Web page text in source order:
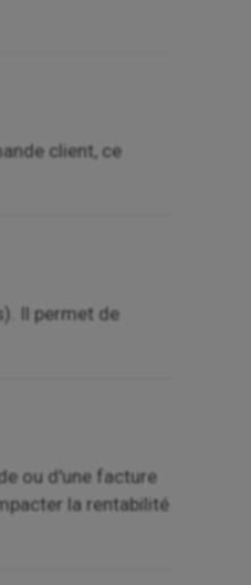
client, ce
Il permet de
ou d'une facture
la rentabilité